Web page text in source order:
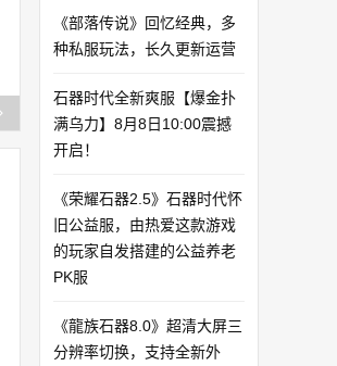
《部落传说》回忆经典，多
种私服玩法，长久更新运营
石器时代全新爽服【爆金扑
满乌力】8月8日10:00震撼
开启！​
《荣耀石器2.5》石器时代怀
旧公益服，由热爱这款游戏
的玩家自发搭建的公益养老
PK服
《龍族石器8.0》超清大屏三
分辨率切换，支持全新外